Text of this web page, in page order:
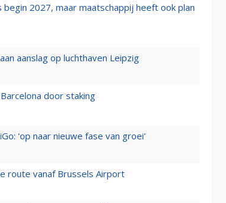
2027, maar maatschappij heeft ook plan
aanslag op luchthaven Leipzig
door staking
'op naar nieuwe fase van groei'
route vanaf Brussels Airport